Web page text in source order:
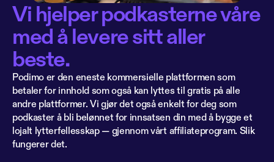
Vi hjelper podkasterne våre
med å levere sitt aller
beste.
Podimo er den eneste kommersielle plattformen som
betaler for innhold som også kan lyttes til gratis på alle
andre plattformer. Vi gjør det også enkelt for deg som
podkaster å bli belønnet for innsatsen din med å bygge et
lojalt lytterfellesskap — gjennom vårt affiliateprogram. Slik
fungerer det.